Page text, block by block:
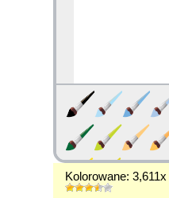
Kolorowane: 3,611x